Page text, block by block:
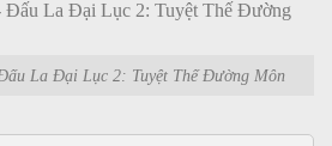
La Đại Lục 2: Tuyệt Thế Đường Môn